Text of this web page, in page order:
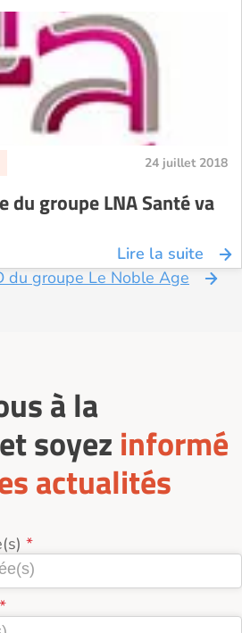
24 juillet 2018
du groupe LNA Santé va
Lire la suite
du groupe Le Noble Age
à la
et soyez informé
actualités